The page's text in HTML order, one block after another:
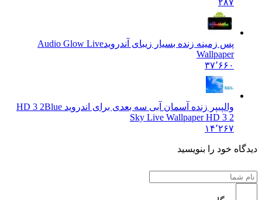
پس زمینه زنده بسیار زیبای آندروید Audio Glow Live
Wallpaper
۳۷٬۶۶۰
والپیپر زنده آسمان آبی سه بعدی برای اندروید HD 3 2 Blue
Sky Live Wallpaper HD 3 2
۱۴٬۲۶۷
خود را بنویسید